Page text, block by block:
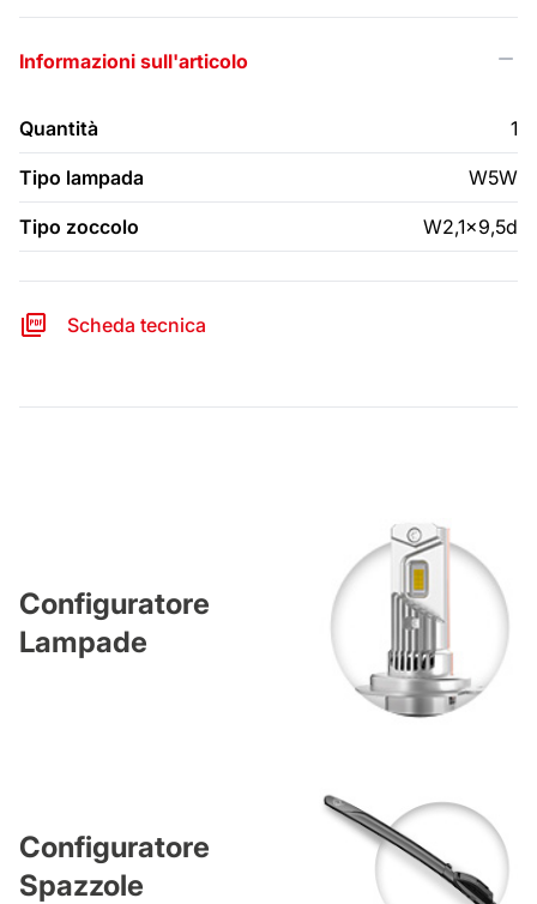
Informazioni sull'articolo
Quantità 1
Tipo lampada W5W
Tipo zoccolo W2,1x9,5d
Scheda tecnica
Configuratore
Lampade
Configuratore
Spazzole